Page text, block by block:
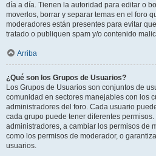
día a día. Tienen la autoridad para editar o
moverlos, borrar y separar temas en el foro
moderadores están presentes para evitar
tratado o publiquen spam y/o contenido
Arriba
¿Qué son los Grupos de Usuarios?
Los Grupos de Usuarios son conjuntos de
comunidad en sectores manejables con los
administradores del foro. Cada usuario
cada grupo puede tener diferentes
administradores, a cambiar los permisos de
como los permisos de moderador, o
usuarios.